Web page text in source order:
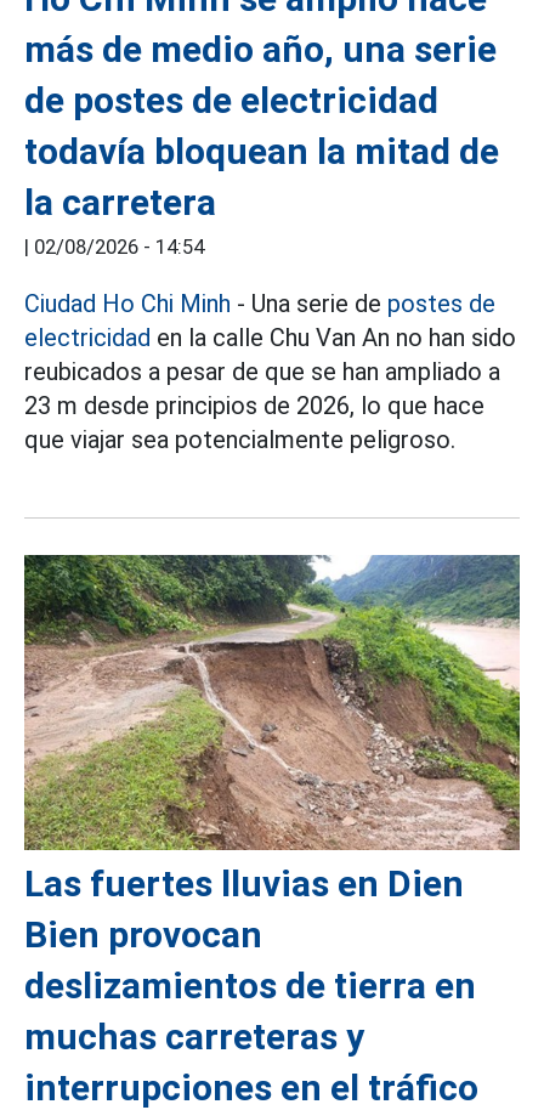
más de medio año, una serie
de postes de electricidad
todavía bloquean la mitad de
la carretera
| 02/08/2026 - 14:54
Ciudad Ho Chi Minh - Una serie de postes de
electricidad en la calle Chu Van An no han sido
reubicados a pesar de que se han ampliado a
23 m desde principios de 2026, lo que hace
que viajar sea potencialmente peligroso.
Las fuertes lluvias en Dien
Bien provocan
deslizamientos de tierra en
muchas carreteras y
interrupciones en el tráfico